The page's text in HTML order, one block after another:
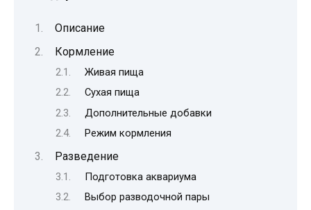
Описание
Кормление
Живая пища
Сухая пища
Дополнительные добавки
Режим кормления
Разведение
Подготовка аквариума
Выбор разводочной пары